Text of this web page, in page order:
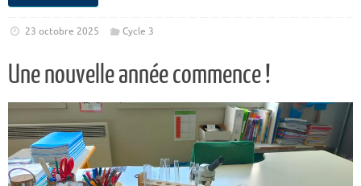
23 octobre 2025 Cycle 3
Une nouvelle année commence !